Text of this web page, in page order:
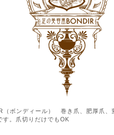
（ボンディール） 巻き爪、肥厚爪、
す。爪切りだけでもOK